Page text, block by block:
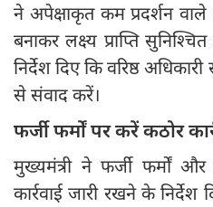
ने अपेक्षाकृत कम प्रदर्शन वाले
बनाकर लक्ष्य प्राप्ति
निर्देश दिए कि वरिष्ठ
से संवाद करें।
फर्जी फर्मों पर करें कठोर
मुख्यमंत्री ने फर्जी फर्मों
कार्रवाई जारी रखने के